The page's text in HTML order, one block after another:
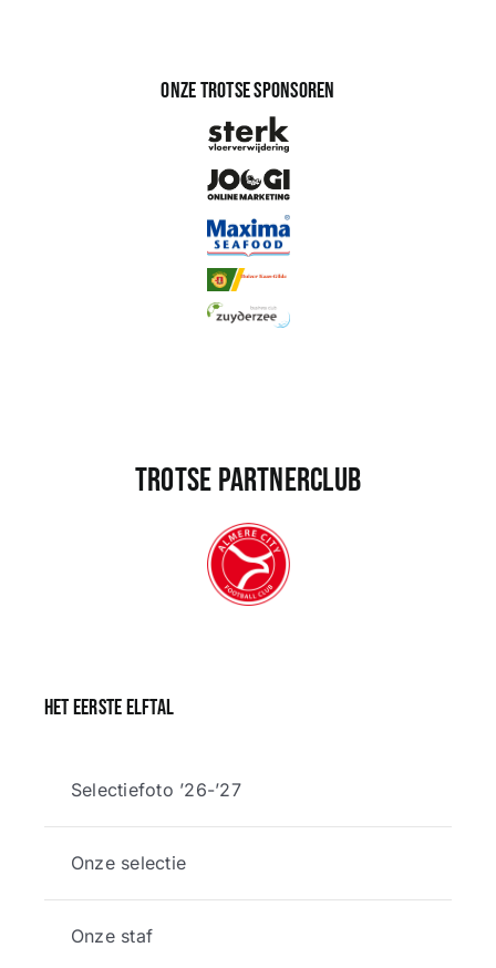
Onze trotse sponsoren
Trotse partnerclub
Het eerste elftal
Selectiefoto ’26-’27
Onze selectie
Onze staf